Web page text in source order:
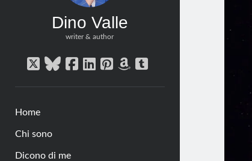
Dino Valle
writer & author
twitterbluesky
facebook
linkedin
pinterest
amazon
tumblr
Home
Chi sono
Dicono di me